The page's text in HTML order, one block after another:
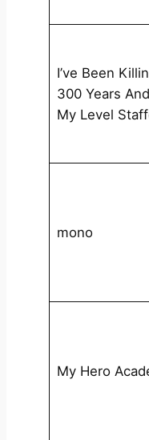
I’ve Been
300 Years
My Level
mono
My Hero